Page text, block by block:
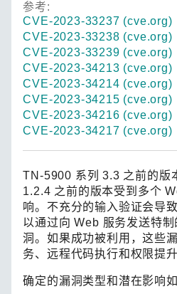
参考:
CVE-2023-33237 (cve.org)
CVE-2023-33238 (cve.org)
CVE-2023-33239 (cve.org)
CVE-2023-34213 (cve.org)
CVE-2023-34214 (cve.org)
CVE-2023-34215 (cve.org)
CVE-2023-34216 (cve.org)
CVE-2023-34217 (cve.org)
TN-5900 系列 3.3 之前的版
1.2.4 之前的版本受到多个
响。不充分的输入验证会导
以通过向 Web 服务发送特
洞。如果成功被利用，这些
务、远程代码执行和权限提升
确定的漏洞类型和潜在影响